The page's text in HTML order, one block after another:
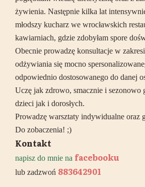
żywienia. Następnie kilka lat
młodszy kucharz we wrocławskich
kawiarniach, gdzie zdobyłam spore
Obecnie prowadzę konsultacje w
odżywiania się mocno
odpowiednio dostosowanego do danej
Uczę jak zdrowo, smacznie i sezonowo
dzieci jak i dorosłych.
Prowadzę warsztaty indywidualne oraz
Do zobaczenia! ;)
Kontakt
napisz do mnie na facebooku
lub zadzwoń 883642901